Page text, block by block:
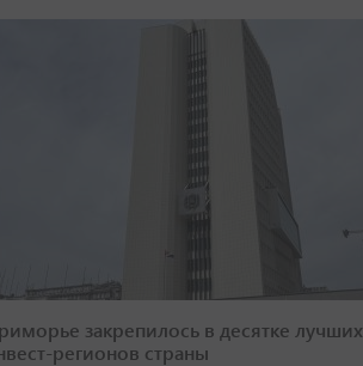
закрепилось в десятке лучших
регионов страны